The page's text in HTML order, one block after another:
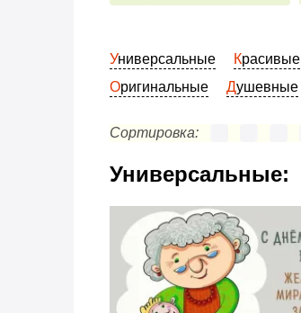
Универсальные Красивые
Оригинальные
Душевные
Сортировка:
Универсальные: